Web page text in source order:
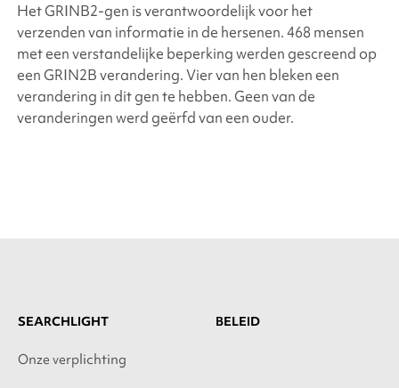
Het GRINB2-gen is verantwoordelijk voor het
verzenden van informatie in de hersenen. 468 mensen
met een verstandelijke beperking werden gescreend op
een GRIN2B verandering. Vier van hen bleken een
verandering in dit gen te hebben. Geen van de
veranderingen werd geërfd van een ouder.
SEARCHLIGHT
Onze verplichting
BELEID